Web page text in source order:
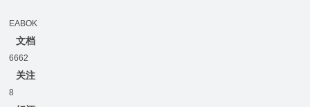
EABOK
文档
6662
关注
8